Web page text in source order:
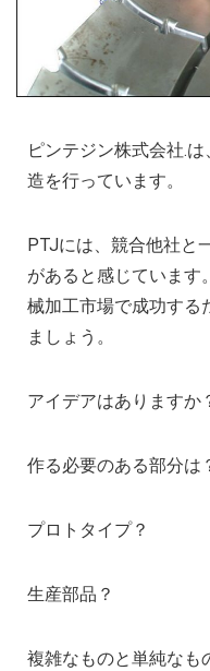
ピンテジン株式会社.
造を行っています。
PTJには、競合他社と
があると感じています
械加工市場で成功する
ましょう。
アイデアはありますか
作る必要のある部分は
プロトタイプ？
生産部品？
複雑なものと単純なも